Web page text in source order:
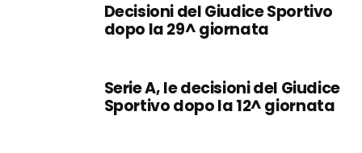
Decisioni del Giudice Sportivo
dopo la 29^ giornata
Serie A, le decisioni del Giudice
Sportivo dopo la 12^ giornata